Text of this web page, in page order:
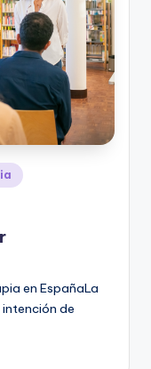
en EspañaLa
de